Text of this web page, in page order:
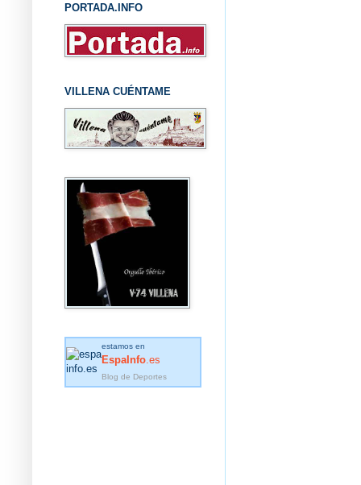
PORTADA.INFO
VILLENA CUÉNTAME
estamos en
EspaInfo .es
Blog de Deportes